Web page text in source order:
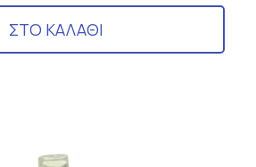
ΣΤΟ ΚΑΛΑΘΙ